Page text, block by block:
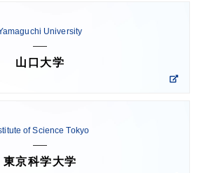
University
山口大学
of Science Tokyo
東京科学大学